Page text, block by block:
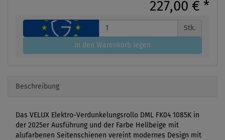
227,00 € *
Stk.
in den Warenkorb legen
Beschreibung
Das VELUX Elektro-Verdunkelungsrollo DML FK04 1085K in
der 2025er Ausführung und der Farbe Hellbeige mit
alufarbenen Seitenschienen vereint modernes Design mit